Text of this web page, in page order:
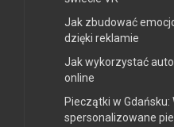
Jak zbudować
dzięki reklamie
Jak wykorzystać
online
Pieczątki w Gdańsku:
spersonalizowane